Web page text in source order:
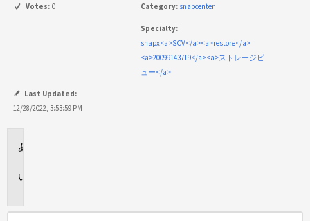
Votes: 0 Category: snapcenter
Specialty:
snapx<a>SCV</a><a>restore</a>
<a>20099143719</a><a>ストレージビ
ュー</a>
Last Updated:
12/28/2022, 3:53:59 PM